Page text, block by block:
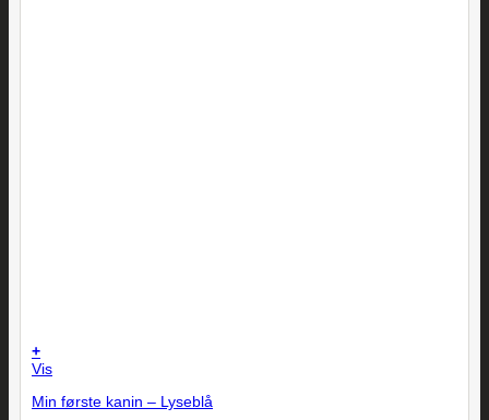
+
Vis
Min første kanin – Lyseblå